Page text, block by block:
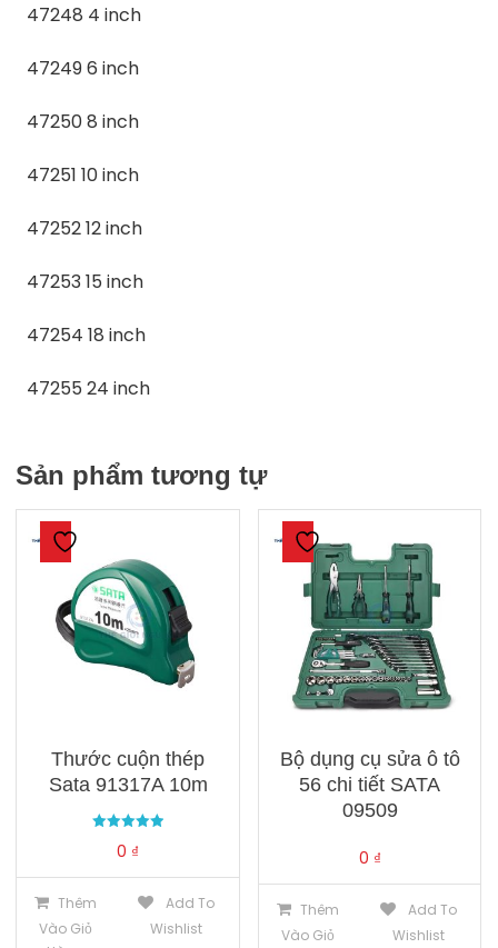
47248 4 inch
47249 6 inch
47250 8 inch
47251 10 inch
47252 12 inch
47253 15 inch
47254 18 inch
47255 24 inch
Sản phẩm tương tự
Thước cuộn thép
Sata 91317A 10m
hạng
5 sao
0 ₫
Thêm
Vào Giỏ
Add To
Wishlist
Bộ dụng cụ sửa ô tô
56 chi tiết SATA
09509
0 ₫
Thêm
Vào Giỏ
Add To
Wishlist